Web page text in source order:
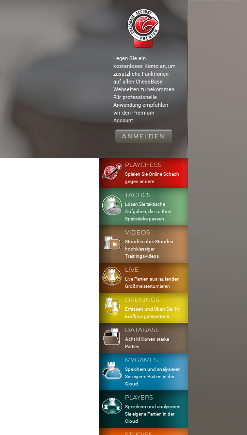
Legen Sie ein
kostenloses Konto an, um
zusätzliche Funktionen
auf allen ChessBase
Webseiten zu bekommen.
Für professionelle
Anwendung empfehlen
wir den Premium
Account.
ANMELDEN
PLAYCHESS
Spielen Sie Online Schach
gegen andere
TACTICS
Lösen Sie taktische
Aufgaben, die zu Ihrer
Spielstärke passen
VIDEOS
Stunden über Stunden
hochklassiger
Trainingsvideos
LIVE
Live Partien aus laufenden
Großmeisterturnieren
OPENINGS
Erfassen und Üben Sie Ihr
Eröffnungsrepertoire
DATABASE
Acht Millionen starke
Partien
MYGAMES
Speichern und analysieren
Sie eigene Partien in der
Cloud
PLAYERS
Speichern und analysieren
Sie eigene Partien in der
Cloud